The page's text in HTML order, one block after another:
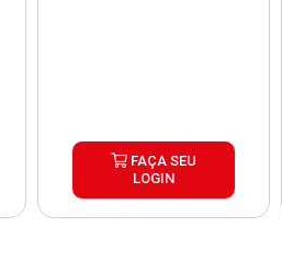
FAÇA SEU
LOGIN